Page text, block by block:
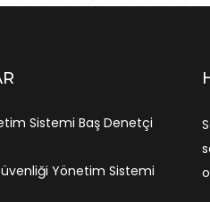
Sistemi Baş Denetçi
Yönetim Sistemi